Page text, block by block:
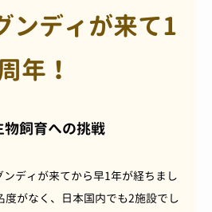
ンディが来て1
年！
物飼育への挑戦
ディが来てから早1年が経ちまし
度がなく、日本国内でも2施設でし